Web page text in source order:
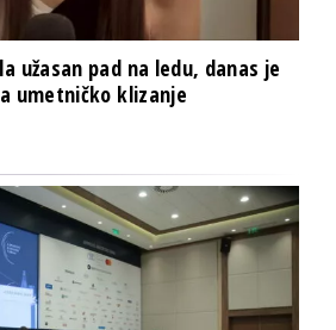
užasan pad na ledu, danas je
umetničko klizanje